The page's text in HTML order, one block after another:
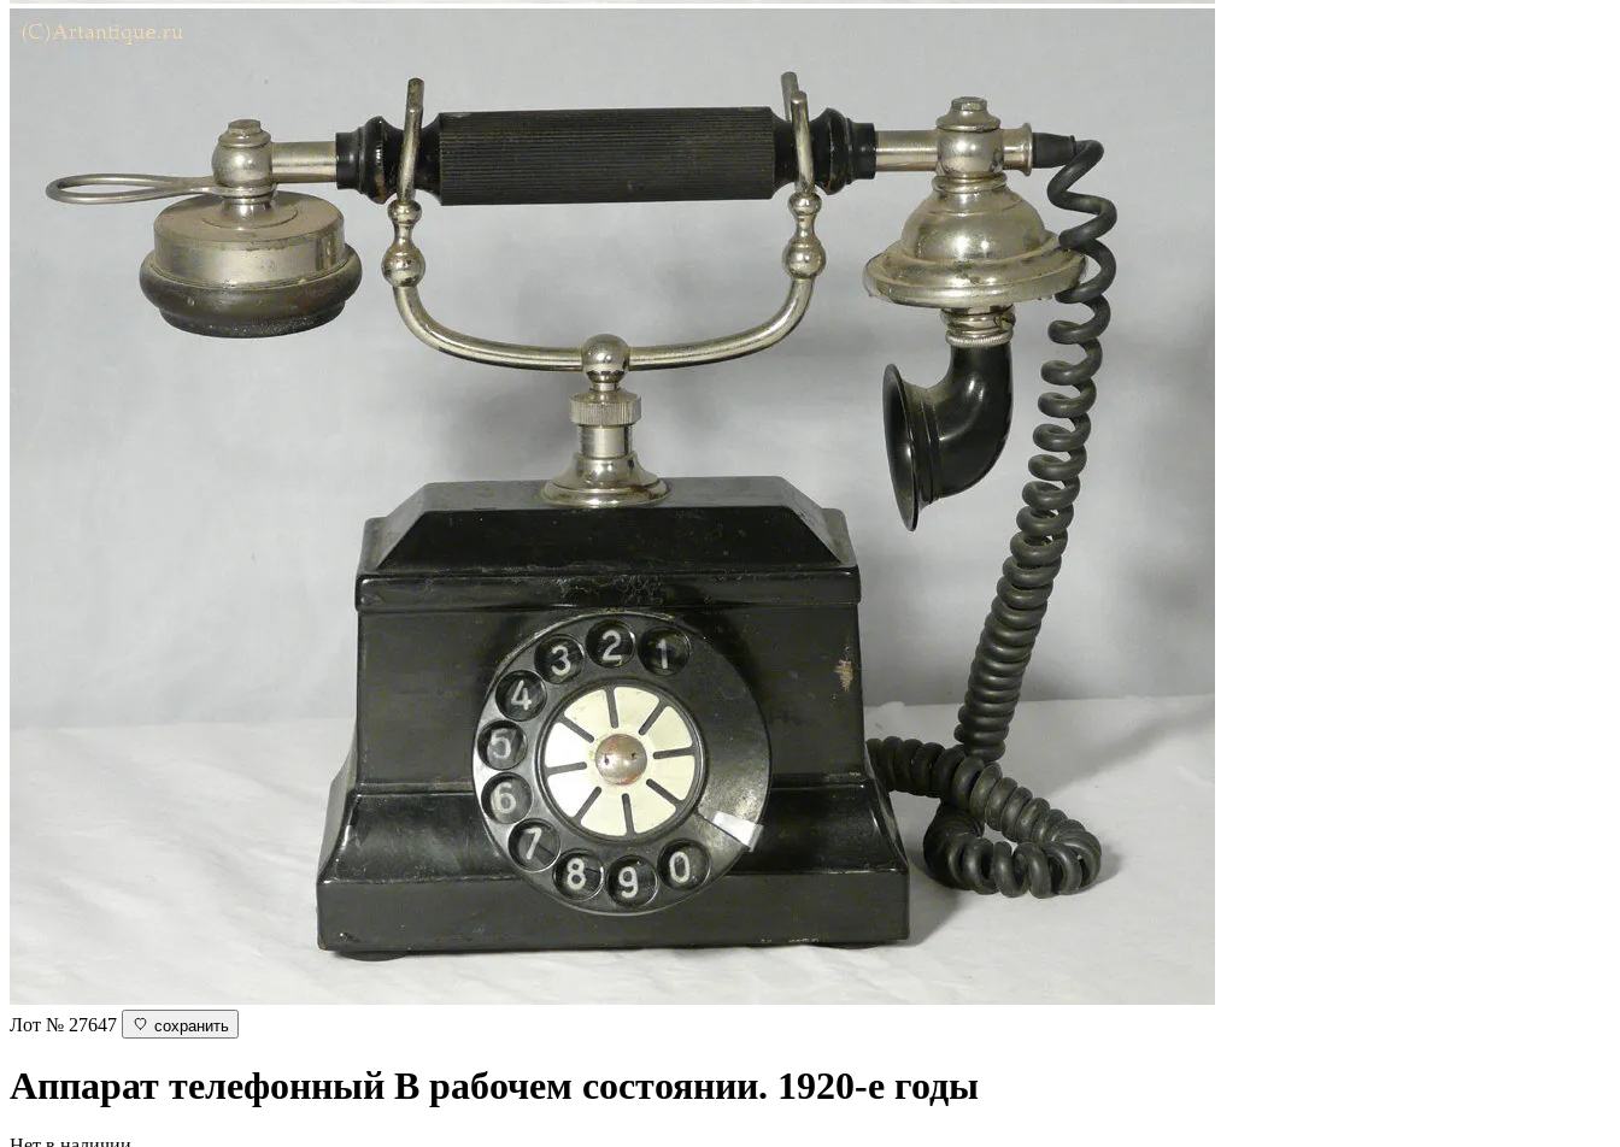
Лот № 27647 сохранить
Аппарат телефонный В рабочем состоянии. 1920-е годы